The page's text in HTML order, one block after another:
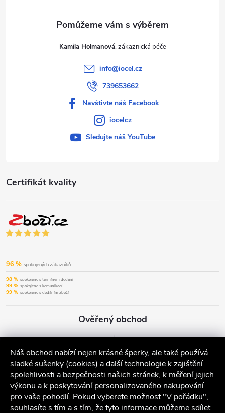
Náš obchod nabízí nejen krásné šperky, ale také používá
sladké sušenky (cookies) a další technologie k zajištění
spolehlivosti a bezpečnosti našich stránek, k měření jejich
výkonu a k poskytování personalizovaného nakupování
pro vaše pohodlí. Pokud vyberete možnost "V pořádku",
souhlasíte s tím a s tím, že tyto informace můžeme sdílet
Certifikát kvality
96 % spokojených zákazníků
98 % spokojeno s termínem dodání
99 % spokojeno s komunikací
99 % spokojeno s dodáním zboží
Ověřený obchod
Kamila Holmanová
info@iocel.cz
739653662
Navštivte náš Facebook
iocelcz
Sledujte náš YouTube